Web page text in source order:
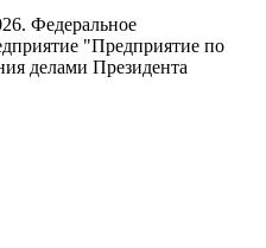
Федеральное
"Предприятие по
делами Президента